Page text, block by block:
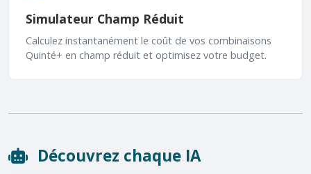
Simulateur Champ Réduit
Calculez instantanément le coût de vos combinaisons
Quinté+ en champ réduit et optimisez votre budget.
Découvrez chaque IA